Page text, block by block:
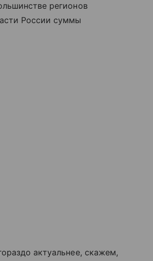
регионов
России суммы
актуальнее, скажем,